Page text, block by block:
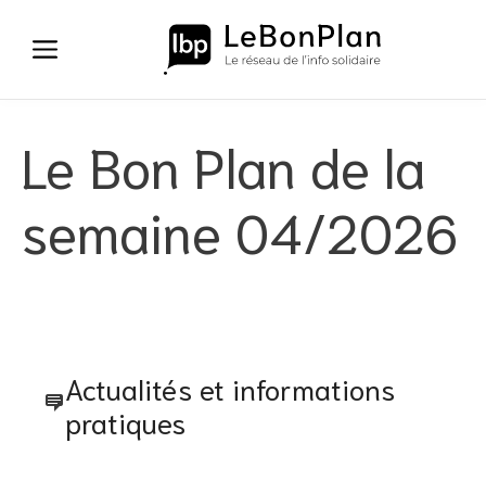
contenu
Le Bon Plan de la
semaine 04/2026
Actualités et informations
pratiques